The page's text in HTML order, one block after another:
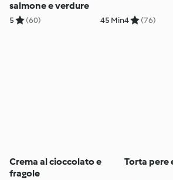
salmone e verdure
5 (60) 45 Min4 (76)
Crema al cioccolato e
fragole
Torta pere